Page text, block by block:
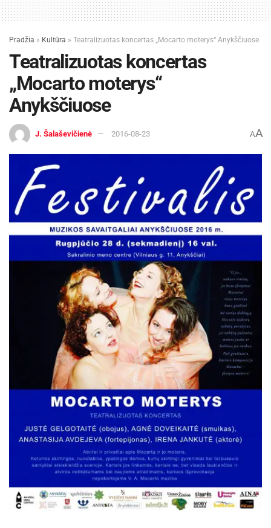
Pradžia » Kultūra » Teatralizuotas koncertas „Mocarto moterys“ Anykščiuose
Teatralizuotas koncertas
„Mocarto moterys“
Anykščiuose
J. Šalaševičienė 2016-08-23 AA